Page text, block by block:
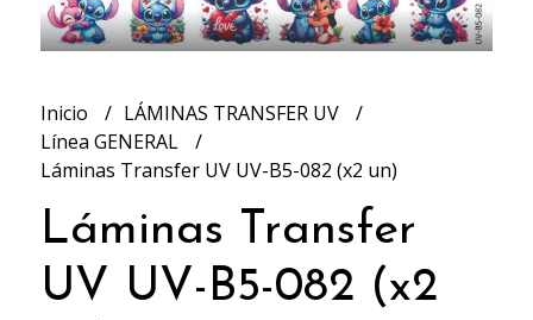
Inicio
LÁMINAS TRANSFER UV
Línea GENERAL
Láminas Transfer UV UV-B5-082 (x2 un)
Láminas Transfer
UV UV-B5-082 (x2